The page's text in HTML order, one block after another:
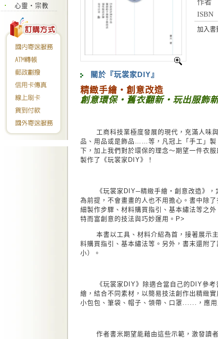
心靈‧宗教
作者
ISBN
加入書
關於『玩裳家DIY』
精緻手繪‧創意改造
創意環保‧舊衣翻新‧玩出服飾
工商科技業極度發展的現代，充滿人味與
品、用品或是飾品……等，凡冠上「手工」製
下，加上我們對於環保的理念～期望一件衣
製作了《玩裳家DIY》！
《玩裳家DIY─精緻手繪‧創意改造》，定
為前提，不會畫畫的人也不用擔心。書中除
細製作步驟、材料購買指引、基本繡法等之
特而富創意的技法與巧妙運用。P>
本書以工具、材料介紹為首，接著展示主
料購買指引、基本繡法等。另外，書末還附
小）。
《玩裳家DIY》除適合當自己的DIY參考
繪，結合不同素材，以簡易技法創作出精緻
小包包、筆袋、帽子、領帶、口罩......，應
作者書米期望能藉由這些示範，激發讀者